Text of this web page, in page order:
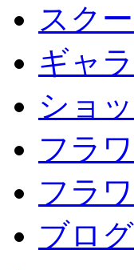
スク
ギャ
ショ
フラ
フラ
ブログ